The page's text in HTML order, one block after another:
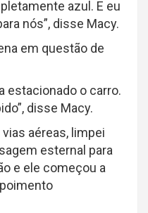
azul. E eu
nós”, disse Macy.
em questão de
estacionado o carro.
disse Macy.
aéreas, limpei
esternal para
e ele começou a